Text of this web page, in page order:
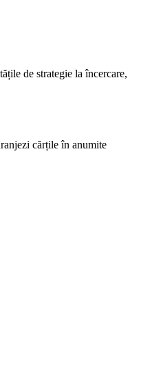
de strategie la încercare,
cărțile în anumite